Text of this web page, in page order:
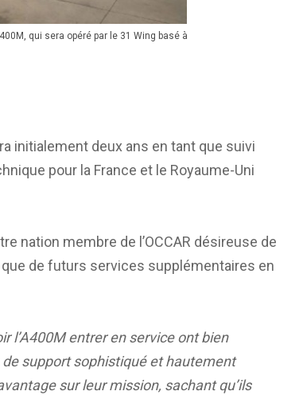
qui sera opéré par le 31 Wing basé à
initialement deux ans en tant que suivi
pour la France et le Royaume-Uni
nation membre de l’OCCAR désireuse de
de futurs services supplémentaires en
l’A400M entrer en service ont bien
support sophistiqué et hautement
sur leur mission, sachant qu’ils